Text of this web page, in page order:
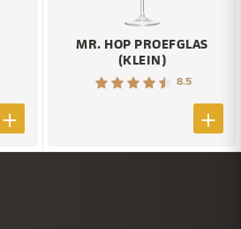
MR. HOP PROEFGLAS
(KLEIN)
8.5